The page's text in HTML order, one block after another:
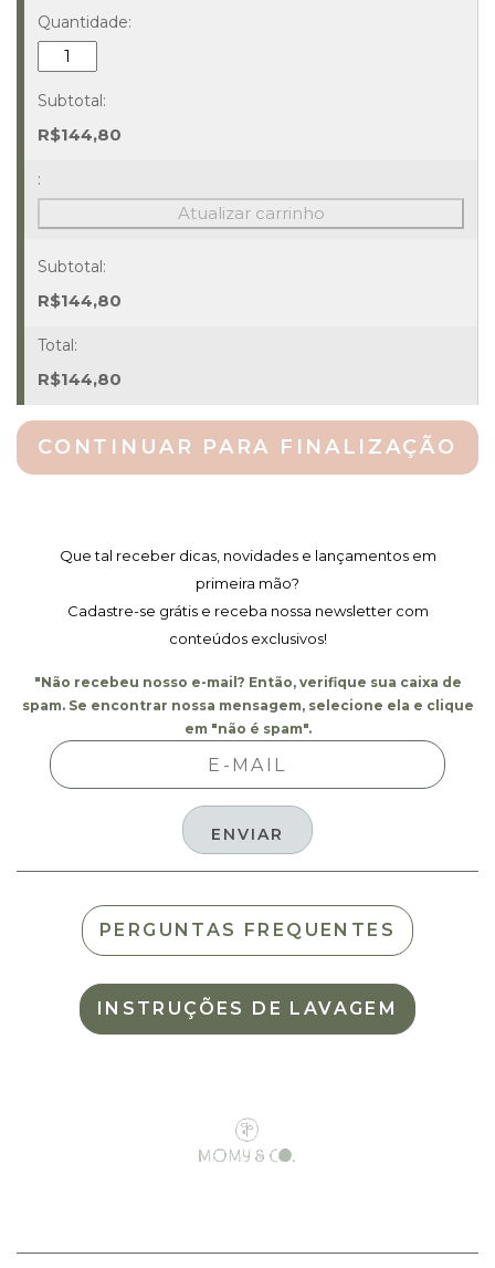
Papel
De
Parede
Safari
Do
Léo
Color
X
0,45
Quantidade
R$144,80
Atualizar carrinho
R$144,80
R$144,80
CONTINUAR PARA FINALIZAÇÃO
Que tal receber dicas, novidades e lançamentos em
primeira mão?
Cadastre-se grátis e receba nossa newsletter com
conteúdos exclusivos!
"Não recebeu nosso e-mail? Então, verifique sua caixa de
spam. Se encontrar nossa mensagem, selecione ela e clique
em "não é spam".
PERGUNTAS FREQUENTES
INSTRUÇÕES DE LAVAGEM